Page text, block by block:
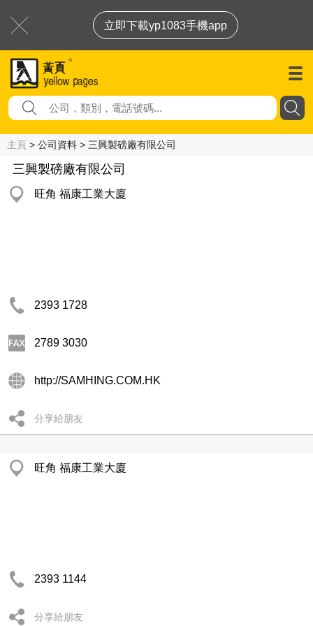
立即下載yp1083手機app
主頁 > 公司資料 > 三興製磅廠有限公司
三興製磅廠有限公司
旺角 福康工業大廈
2393 1728
2789 3030
http://SAMHING.COM.HK
分享給朋友
旺角 福康工業大廈
2393 1144
分享給朋友